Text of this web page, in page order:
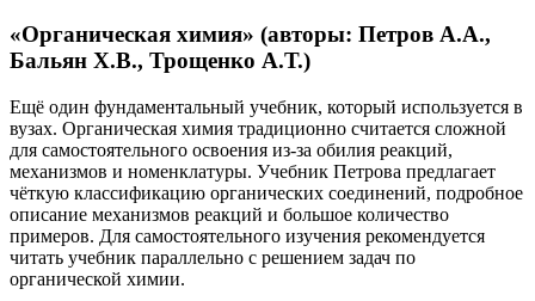
«Органическая химия» (авторы: Петров А.А.,
Бальян Х.В., Трощенко А.Т.)
Ещё один фундаментальный учебник, который используется в
вузах. Органическая химия традиционно считается сложной
для самостоятельного освоения из-за обилия реакций,
механизмов и номенклатуры. Учебник Петрова предлагает
чёткую классификацию органических соединений, подробное
описание механизмов реакций и большое количество
примеров. Для самостоятельного изучения рекомендуется
читать учебник параллельно с решением задач по
органической химии.